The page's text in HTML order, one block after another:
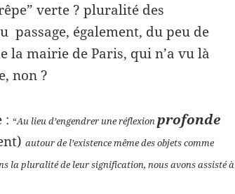
verte ? pluralité des
passage, également, du peu de
la mairie de Paris, qui n’a vu là
non ?
:“Au lieu d’engendrer une réflexionprofonde
autour de l’existence même des objets comme
la pluralité de leur signification, nous avons assisté à